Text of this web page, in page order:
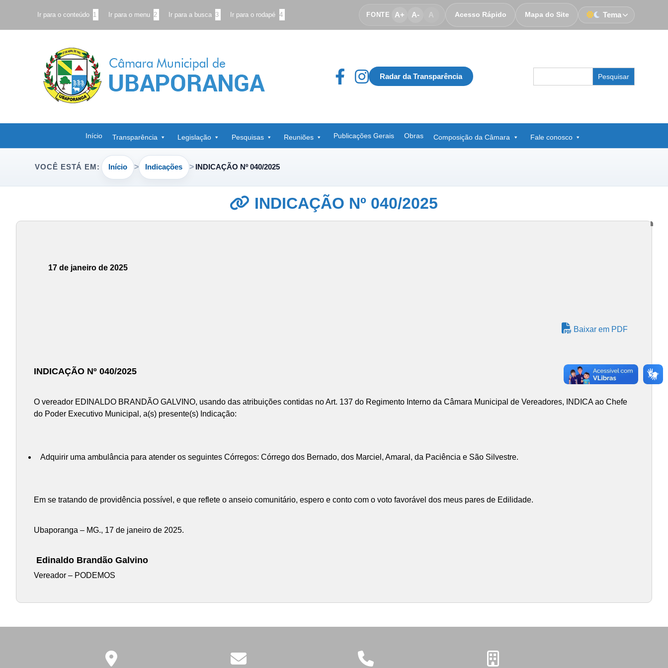
Ir para o conteúdo 1 Ir para o menu 2 Ir para a busca 3 Ir para o rodapé 4 FONTE A+ A- A Acesso Rápido Mapa do Site Tema
Radar da Transparência
for:
Início Transparência Legislação Pesquisas Reuniões Publicações Gerais Obras Composição da Câmara Fale conosco
VOCÊ ESTÁ EM: Início Indicações INDICAÇÃO Nº 040/2025
INDICAÇÃO Nº 040/2025
17 de janeiro de 2025
Baixar em PDF
INDICAÇÃO Nº 040/2025
O vereador EDINALDO BRANDÃO GALVINO, usando das atribuições contidas no Art. 137 do Regimento Interno da Câmara Municipal de Vereadores, INDICA ao Chefe
do Poder Executivo Municipal, a(s) presente(s) Indicação:
Adquirir uma ambulância para atender os seguintes Córregos: Córrego dos Bernado, dos Marciel, Amaral, da Paciência e São Silvestre.
Em se tratando de providência possível, e que reflete o anseio comunitário, espero e conto com o voto favorável dos meus pares de Edilidade.
Ubaporanga – MG., 17 de janeiro de 2025.
Edinaldo Brandão Galvino
Vereador – PODEMOS